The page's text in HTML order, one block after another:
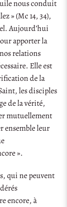
nous conduit
» (Mc 14, 34),
Aujourd’hui
apporter la
relations
Elle est
de la
les disciples
de la vérité,
mutuellement
ensemble leur
».
qui ne peuvent
encore, à